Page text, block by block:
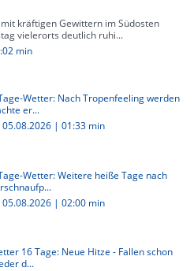
kräftigen Gewittern im Südosten
vielerorts deutlich ruhi...
min
Wetter: Nach Tropenfeeling werden
er...
05.08.2026 | 01:33 min
Wetter: Weitere heiße Tage nach
05.08.2026 | 02:00 min
16 Tage: Neue Hitze - Fallen schon
d...